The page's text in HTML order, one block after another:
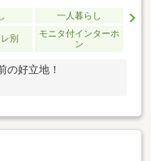
一人暮らし
別
モニタ付インターホ
ン
の好立地！